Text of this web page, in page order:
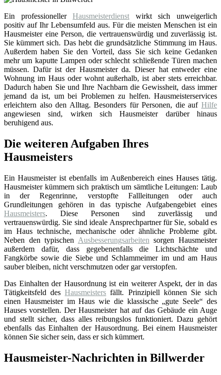
Ein professionellerHausmeisterdienst wirkt sich unweigerlich
positiv auf Ihr Lebensumfeld aus. Für die meisten Menschen ist ein
Hausmeister eine Person, die vertrauenswürdig und zuverlässig ist.
Sie kümmert sich. Das hebt die grundsätzliche Stimmung im Haus.
Außerdem haben Sie den Vorteil, dass Sie sich keine Gedanken
mehr um kaputte Lampen oder schlecht schließende Türen machen
müssen. Dafür ist der Hausmeister da. Dieser hat entweder eine
Wohnung im Haus oder wohnt außerhalb, ist aber stets erreichbar.
Dadurch haben Sie und Ihre Nachbarn die Gewissheit, dass immer
jemand da ist, um bei Problemen zu helfen. Hausmeisterservices
erleichtern also den Alltag. Besonders für Personen, die auf Hilfe
angewiesen sind, wirken sich Hausmeister darüber hinaus
beruhigend aus.
Die weiteren Aufgaben Ihres
Hausmeisters
Ein Hausmeister ist ebenfalls im Außenbereich eines Hauses tätig.
Hausmeister kümmern sich praktisch um sämtliche Leitungen: Laub
in der Regenrinne, verstopfte Fallleitungen oder auch
Grundleitungen gehören in das typische Aufgabengebiet eines
Hausmeisters. Diese Personen sind zuverlässig und
vertrauenswürdig. Sie sind ideale Ansprechpartner für Sie, sobald es
im Haus technische, mechanische oder ähnliche Probleme gibt.
Neben den typischen Ausbesserungsarbeiten sorgen Hausmeister
außerdem dafür, dass gegebenenfalls die Lichtschächte und
Fangkörbe sowie die Siebe und Schlammeimer im und am Haus
sauber bleiben, nicht verschmutzen oder gar verstopfen.
Das Einhalten der Hausordnung ist ein weiterer Aspekt, der in das
Tätigkeitsfeld desHausmeisters fällt. Prinzipiell können Sie sich
einen Hausmeister im Haus wie die klassische „gute Seele“ des
Hauses vorstellen. Der Hausmeister hat auf das Gebäude ein Auge
und stellt sicher, dass alles reibungslos funktioniert. Dazu gehört
ebenfalls das Einhalten der Hausordnung. Bei einem Hausmeister
können Sie sicher sein, dass er sich kümmert.
Hausmeister-Nachrichten in Billwerder